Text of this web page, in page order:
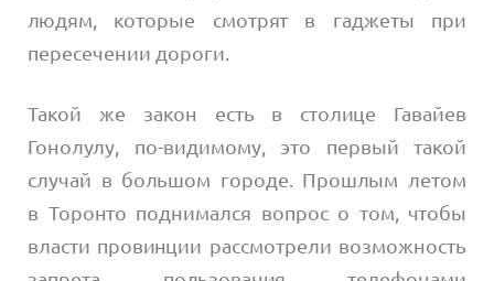
людям, которые смотрят в гаджеты при
пересечении дороги.
Такой же закон есть в столице Гавайев
Гонолулу, по-видимому, это первый такой
случай в большом городе. Прошлым летом
в Торонто поднимался вопрос о том, чтобы
власти провинции рассмотрели возможность